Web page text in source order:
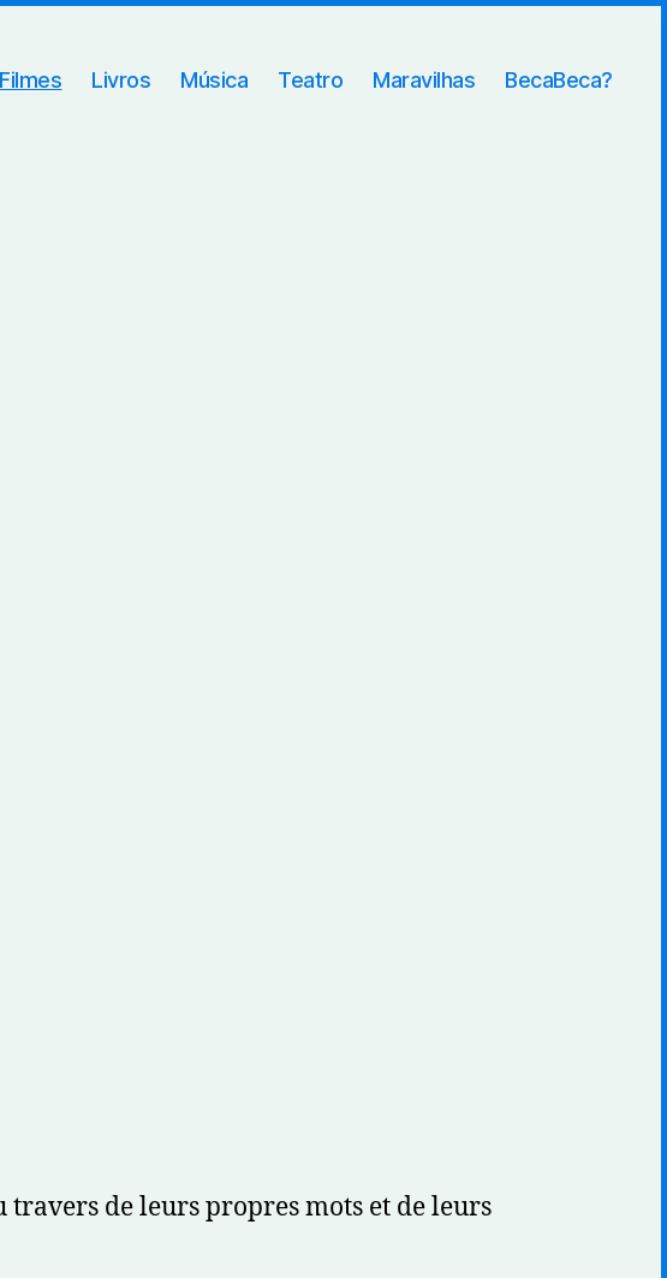
Filmes Livros Música Teatro Maravilhas BecaBeca?
de leurs propres mots et de leurs